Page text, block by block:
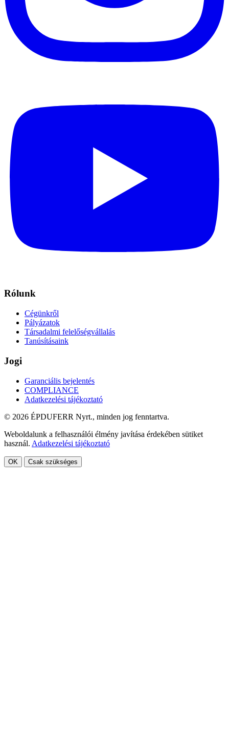
Rólunk
Cégünkről
Pályázatok
Társadalmi felelőségvállalás
Tanúsításaink
Jogi
Garanciális bejelentés
COMPLIANCE
Adatkezelési tájékoztató
© 2026 ÉPDUFERR Nyrt., minden jog fenntartva.
Weboldalunk a felhasználói élmény javítása érdekében sütiket
használ. Adatkezelési tájékoztató
OK Csak szükséges